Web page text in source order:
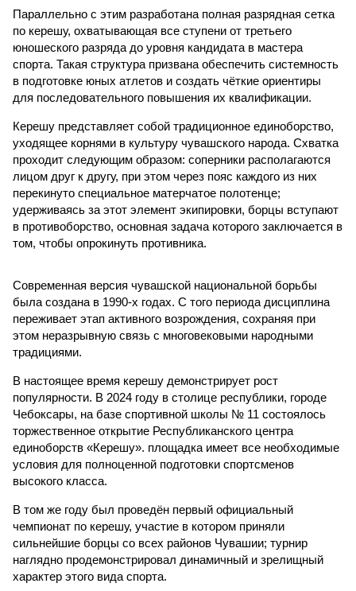
Параллельно с этим разработана полная разрядная сетка
по керешу, охватывающая все ступени от третьего
юношеского разряда до уровня кандидата в мастера
спорта. Такая структура призвана обеспечить системность
в подготовке юных атлетов и создать чёткие ориентиры
для последовательного повышения их квалификации.
Керешу представляет собой традиционное единоборство,
уходящее корнями в культуру чувашского народа. Схватка
проходит следующим образом: соперники располагаются
лицом друг к другу, при этом через пояс каждого из них
перекинуто специальное матерчатое полотенце;
удерживаясь за этот элемент экипировки, борцы вступают
в противоборство, основная задача которого заключается в
том, чтобы опрокинуть противника.
Современная версия чувашской национальной борьбы
была создана в 1990-х годах. С того периода дисциплина
переживает этап активного возрождения, сохраняя при
этом неразрывную связь с многовековыми народными
традициями.
В настоящее время керешу демонстрирует рост
популярности. В 2024 году в столице республики, городе
Чебоксары, на базе спортивной школы № 11 состоялось
торжественное открытие Республиканского центра
единоборств «Керешу». площадка имеет все необходимые
условия для полноценной подготовки спортсменов
высокого класса.
В том же году был проведён первый официальный
чемпионат по керешу, участие в котором приняли
сильнейшие борцы со всех районов Чувашии; турнир
наглядно продемонстрировал динамичный и зрелищный
характер этого вида спорта.